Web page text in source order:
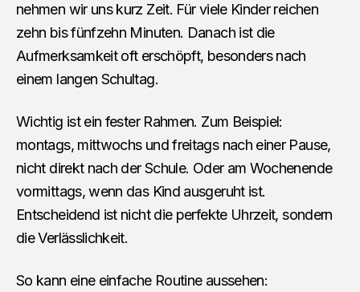
nehmen wir uns kurz Zeit. Für viele Kinder reichen
zehn bis fünfzehn Minuten. Danach ist die
Aufmerksamkeit oft erschöpft, besonders nach
einem langen Schultag.
Wichtig ist ein fester Rahmen. Zum Beispiel:
montags, mittwochs und freitags nach einer Pause,
nicht direkt nach der Schule. Oder am Wochenende
vormittags, wenn das Kind ausgeruht ist.
Entscheidend ist nicht die perfekte Uhrzeit, sondern
die Verlässlichkeit.
So kann eine einfache Routine aussehen: